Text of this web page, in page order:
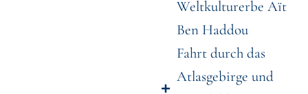
Weltkulturerbe Aït
Ben Haddou
Fahrt durch das
Atlasgebirge und